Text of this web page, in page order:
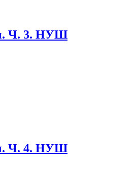
ч. Ч. 3. НУШ
ч. Ч. 4. НУШ